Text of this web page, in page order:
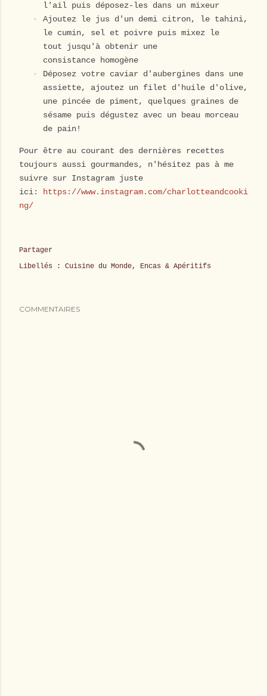
l'ail puis déposez-les dans un mixeur
Ajoutez le jus d'un demi citron, le tahini,
le cumin, sel et poivre puis mixez le
tout jusqu'à obtenir une
consistance
homogène
Déposez votre caviar d'aubergines dans une
assiette, ajoutez un filet d'huile d'olive,
une pincée de piment, quelques graines de
sésame puis dégustez avec un beau morceau
de pain!
Pour être au courant des dernières recettes
toujours aussi gourmandes, n'hésitez pas à me
suivre sur Instagram juste
ici:
https://www.instagram.com/charlotteandcooki
ng/
Partager
Libellés :
Cuisine du Monde Encas & Apéritifs
COMMENTAIRES